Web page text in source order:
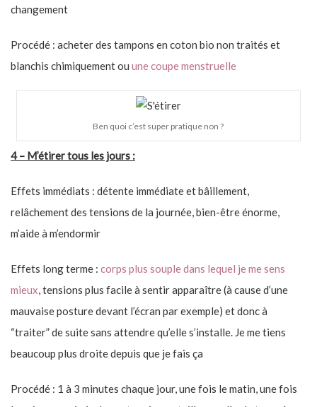
changement
Procédé : acheter des tampons en coton bio non traités et
blanchis chimiquement ou une coupe menstruelle
Ben quoi c’est super pratique non ?
4 – M’étirer tous les jours :
Effets immédiats : détente immédiate et bâillement,
relâchement des tensions de la journée, bien-être énorme,
m’aide à m’endormir
Effets long terme : corps plus souple dans lequel je me sens
mieux , tensions plus facile à sentir apparaître (à cause d’une
mauvaise posture devant l’écran par exemple) et donc à
“traiter” de suite sans attendre qu’elle s’installe. Je me tiens
beaucoup plus droite depuis que je fais ça
Procédé : 1 à 3 minutes chaque jour, une fois le matin, une fois